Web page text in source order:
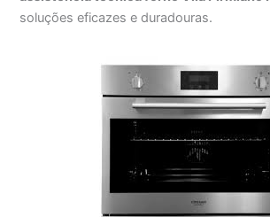
soluções eficazes e duradouras.